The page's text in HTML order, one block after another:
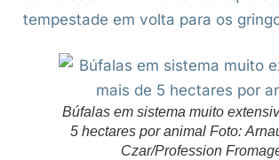
tempestade em volta para os
Búfalas em sistema muito
5 hectares por animal Foto:
Czar/Profession